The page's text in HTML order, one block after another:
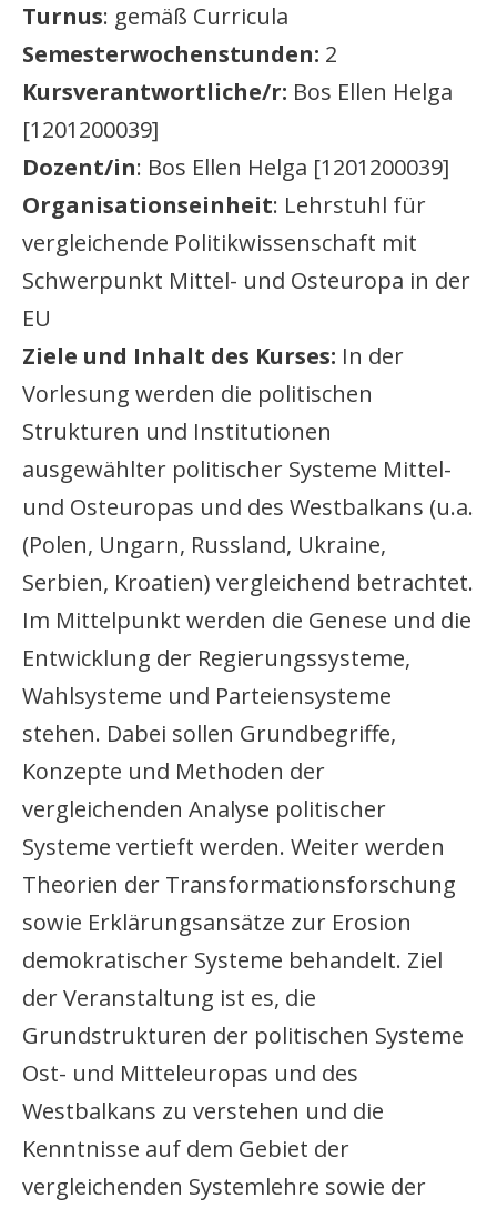
Turnus: gemäß Curricula
Semesterwochenstunden: 2
Kursverantwortliche/r: Bos Ellen Helga
[1201200039]
Dozent/in: Bos Ellen Helga [1201200039]
Organisationseinheit: Lehrstuhl für
vergleichende Politikwissenschaft mit
Schwerpunkt Mittel- und Osteuropa in der
EU
Ziele und Inhalt des Kurses: In der
Vorlesung werden die politischen
Strukturen und Institutionen
ausgewählter politischer Systeme Mittel-
und Osteuropas und des Westbalkans (u.a.
(Polen, Ungarn, Russland, Ukraine,
Serbien, Kroatien) vergleichend betrachtet.
Im Mittelpunkt werden die Genese und die
Entwicklung der Regierungssysteme,
Wahlsysteme und Parteiensysteme
stehen. Dabei sollen Grundbegriffe,
Konzepte und Methoden der
vergleichenden Analyse politischer
Systeme vertieft werden. Weiter werden
Theorien der Transformationsforschung
sowie Erklärungsansätze zur Erosion
demokratischer Systeme behandelt. Ziel
der Veranstaltung ist es, die
Grundstrukturen der politischen Systeme
Ost- und Mitteleuropas und des
Westbalkans zu verstehen und die
Kenntnisse auf dem Gebiet der
vergleichenden Systemlehre sowie der